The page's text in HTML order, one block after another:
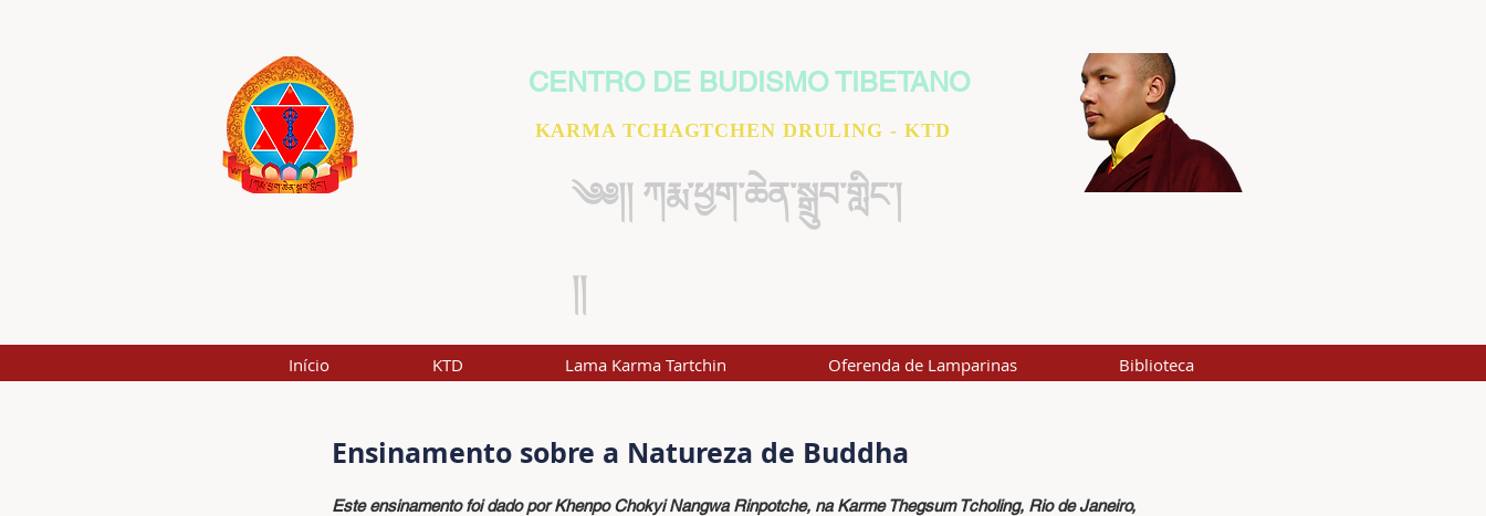
CENTRO DE BUDISMO TIBETANO
KARMA TCHAGTCHEN DRULING - KTD
༄༅།། ཀརྨ་ཕྱག་ཆེན་སྒྲུབ་གླིང་།
།།
Início KTD Lama Karma Tartchin Oferenda de Lamparinas Biblioteca
Ensinamento sobre a Natureza de Buddha
Este ensinamento foi dado por Khenpo Chokyi Nangwa Rinpotche, na Karme Thegsum Tcholing, Rio de Janeiro,